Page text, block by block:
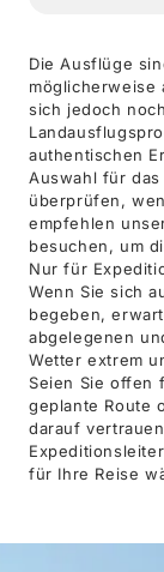
Die Ausflüge
möglicherweise
sich jedoch
authentischen
Auswahl für
überprüfen,
empfehlen
besuchen, um
Nur für
Wenn Sie sich
begeben,
abgelegenen
Wetter extrem
Seien Sie offen
geplante Route
darauf
für Ihre Reise